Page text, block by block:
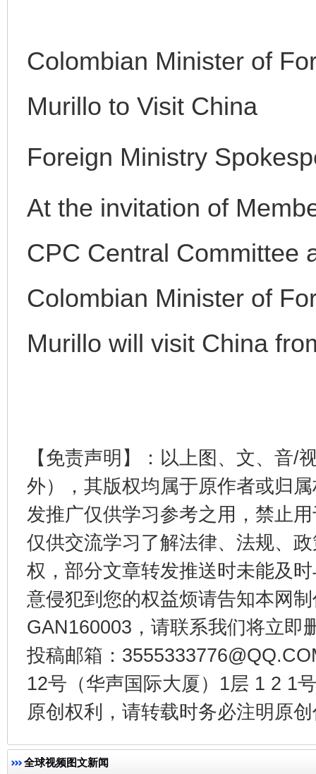
Colombian Minister of
Murillo to Visit China
Foreign Ministry
At the invitation of
CPC Central Committee
Colombian Minister of
Murillo will visit China
【免责声明】：以上图、文、音/
外），其版权均属于原作者或归
发推广仅供学习参考之用，禁止
仅供交流学习了解法律、法规、
权，部分文章转发推送时未能及
意侵犯到您的权益烦请告知本网
GAN160003，请联系我们将立即
投稿邮箱：
12号（华声国际大厦）1层 1 2 1
原创权利，请转载时务必注明原
全球视频图文新闻
完善运行机制助力责任有效落实 一纸欠
千年窑火 生生不息 一